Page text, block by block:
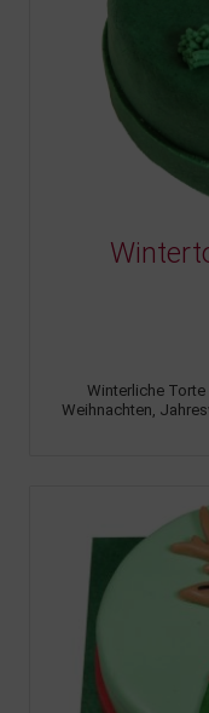
Winterliche
Weihnachten,